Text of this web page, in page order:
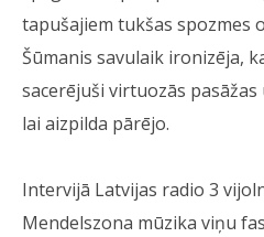
tapušajiem tukšas spozmes
Šūmanis savulaik ironizēja,
sacerējuši virtuozās
lai aizpilda pārējo.
Intervijā Latvijas radio 3
Mendelszona mūzika viņu